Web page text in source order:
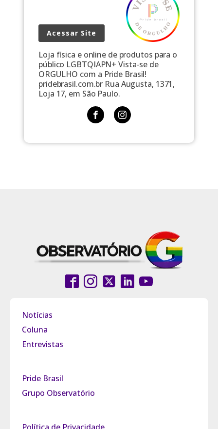
Acessar Site
Loja física e online de produtos para o
público LGBTQIAPN+ Vista-se de
ORGULHO com a Pride Brasil!
pridebrasil.com.br Rua Augusta, 1371,
Loja 17, em São Paulo.
Notícias
Coluna
Entrevistas
Pride Brasil
Grupo Observatório